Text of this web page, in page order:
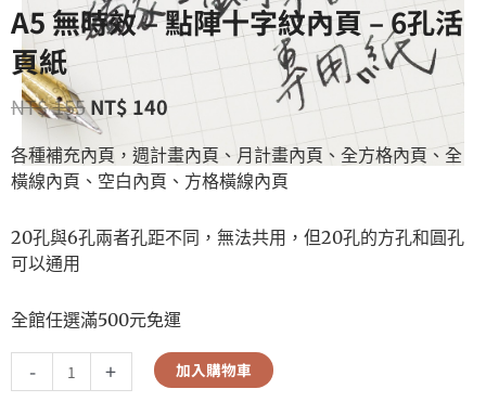
A5 無時效 – 點陣十字紋內頁 – 6孔活
頁紙
NT$155 NT$ 140
各種補充內頁，週計畫內頁、月計畫內頁、全方格內頁、全
橫線內頁、空白內頁、方格橫線內頁
20孔與6孔兩者孔距不同，無法共用，但20孔的方孔和圓孔
可以通用
全館任選滿500元免運
- + 加入購物車